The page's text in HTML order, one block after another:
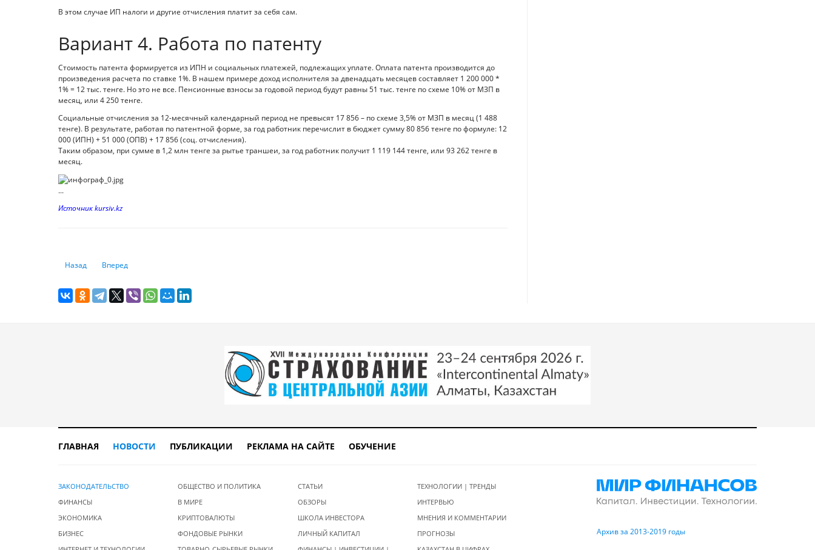
В этом случае ИП налоги и другие отчисления платит за себя сам.
Вариант 4. Работа по патенту
Стоимость патента формируется из ИПН и социальных платежей, подлежащих уплате. Оплата патента производится до
произведения расчета по ставке 1%. В нашем примере доход исполнителя за двенадцать месяцев составляет 1 200 000 *
1% = 12 тыс. тенге. Но это не все. Пенсионные взносы за годовой период будут равны 51 тыс. тенге по схеме 10% от МЗП в
месяц, или 4 250 тенге.
Социальные отчисления за 12-месячный календарный период не превысят 17 856 – по схеме 3,5% от МЗП в месяц (1 488
тенге). В результате, работая по патентной форме, за год работник перечислит в бюджет сумму 80 856 тенге по формуле: 12
000 (ИПН) + 51 000 (ОПВ) + 17 856 (соц. отчисления).
Таким образом, при сумме в 1,2 млн тенге за рытье траншеи, за год работник получит 1 119 144 тенге, или 93 262 тенге в
месяц.
...
Источникkursiv.kz
Предыдущий: Изменились Правила получения, учета, хранения, выдачи акцизных и учетно-контрольных марок
Назад Следующий: Президент подписал закон по развитию бизнес-среды
Вперед
ГЛАВНАЯ НОВОСТИ ПУБЛИКАЦИИ РЕКЛАМА НА САЙТЕ ОБУЧЕНИЕ
ЗАКОНОДАТЕЛЬСТВО
ФИНАНСЫ
ЭКОНОМИКА
БИЗНЕС
ОБЩЕСТВО И ПОЛИТИКА
В МИРЕ
КРИПТОВАЛЮТЫ
ФОНДОВЫЕ РЫНКИ
СТАТЬИ
ОБЗОРЫ
ШКОЛА ИНВЕСТОРА
ЛИЧНЫЙ КАПИТАЛ
ТЕХНОЛОГИИ | ТРЕНДЫ
ИНТЕРВЬЮ
МНЕНИЯ И КОММЕНТАРИИ
ПРОГНОЗЫ
Архив за 2013-2019 годы